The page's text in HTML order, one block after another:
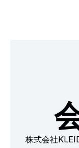
株式会社